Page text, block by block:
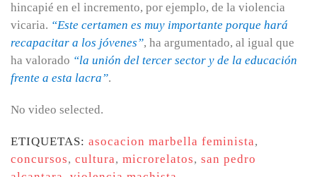
hincapié en el incremento, por ejemplo, de la violencia
vicaria. “Este certamen es muy importante porque hará
recapacitar a los jóvenes”, ha argumentado, al igual que
ha valorado “la unión del tercer sector y de la educación
frente a esta lacra”.
No video selected.
ETIQUETAS: asocacion marbella feminista,
concursos, cultura, microrelatos, san pedro